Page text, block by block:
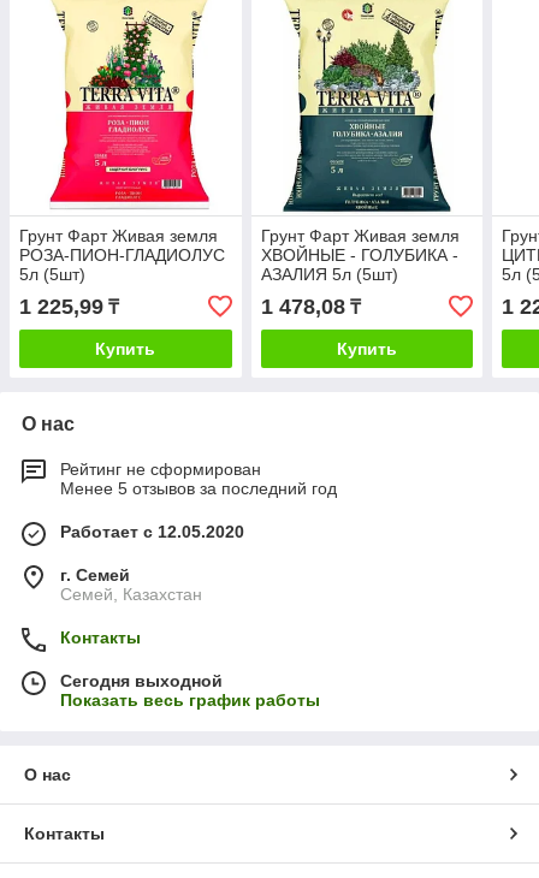
Грунт Фарт Живая земля
РОЗА-ПИОН-ГЛАДИОЛУС
5л (5шт)
1 225,99 ₸
Купить
Грунт Фарт Живая земля
ХВОЙНЫЕ - ГОЛУБИКА -
АЗАЛИЯ 5л (5шт)
1 478,08₸
Купить
5л
1
О нас
Рейтинг не сформирован
Менее 5 отзывов за последний год
Работает с 12.05.2020
г. Семей
Семей, Казахстан
Контакты
Сегодня выходной
Показать весь график работы
О нас
Контакты